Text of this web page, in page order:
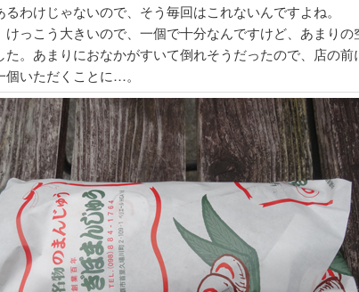
わけじゃないので、そう毎回はこれないんですよね。
けっこう大きいので、一個で十分なんですけど、あまりの
た。あまりにおなかがすいて倒れそうだったので、店の前
いただくことに…。